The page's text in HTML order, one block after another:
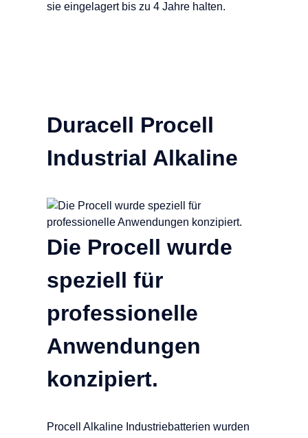
sie eingelagert bis zu 4 Jahre halten.
Duracell Procell
Industrial Alkaline
Die Procell wurde
speziell für
professionelle
Anwendungen
konzipiert.
Procell Alkaline Industriebatterien wurden